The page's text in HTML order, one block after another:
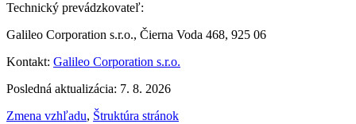
Technický prevádzkovateľ:
Galileo Corporation s.r.o., Čierna Voda 468, 925 06
Kontakt: Galileo Corporation s.r.o.
Posledná aktualizácia: 7. 8. 2026
Zmena vzhľadu, Štruktúra stránok